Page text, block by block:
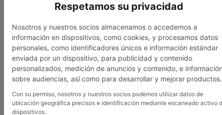
VENDO remolque de
siembra con tubo
hidráulico de 7000kg.;
cultichisel Sánchez de 19
brazos con rodillo y
Respetamos su privacidad
Nosotros y nuestros socios almacenamos o accedemos a
información en dispositivos, como cookies, y procesamos datos
personales, como identificadores únicos e información estándar
enviada por un dispositivo, para publicidad y contenido
personalizados, medición de anuncios y contenido, e
sobre audiencias, así como para desarrollar y mejorar productos.
Con su permiso, nosotros y nuestros socios podemos utilizar datos de
ubicación geográfica precisos e identificación mediante escaneado activo
dispositivos.